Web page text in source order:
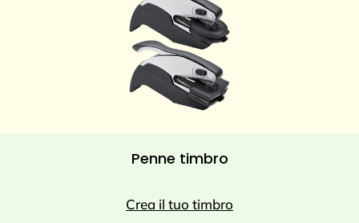
Penne timbro
Crea il tuo timbro